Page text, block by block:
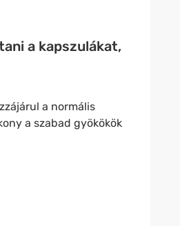
a kapszulákat,
a normális
a szabad gyökökök